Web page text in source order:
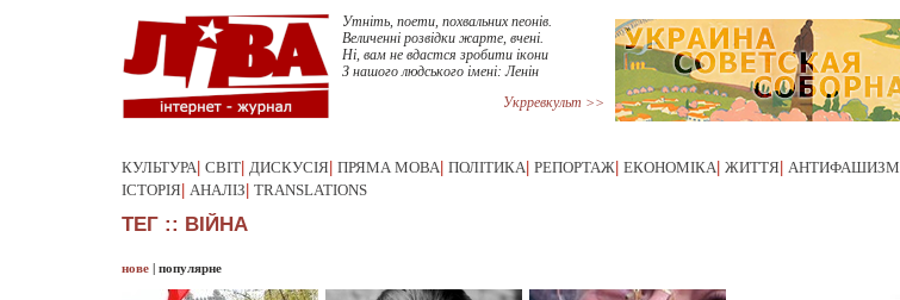
Утніть, поети, похвальних пеонів.
Величенні розвідки жарте, вчені.
Ні, вам не вдастся зробити ікони
З нашого людського імені: Ленін
Укрревкульт >>
КУЛЬТУРА СВІТ ДИСКУСІЯ ПРЯМА МОВА ПОЛІТИКА РЕПОРТАЖ ЕКОНОМІКА ЖИТТЯ АНТИФАШИЗМ
ІСТОРІЯ АНАЛІЗ TRANSLATIONS
ТЕГ :: ВІЙНА
нове | популярне